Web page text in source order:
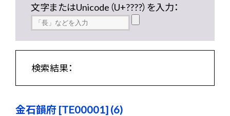
文字またはUnicode（U+????）を入力：
検索結果：
金石韻府 [TE00001] (6)